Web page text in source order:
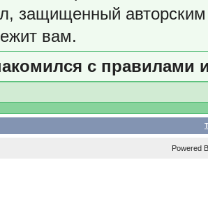
защищенный
вам.
с правилами
Powered